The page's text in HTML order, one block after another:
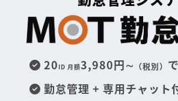
20 ID 月額3,980円∼ （税別）
勤怠管理 + 専用チャット